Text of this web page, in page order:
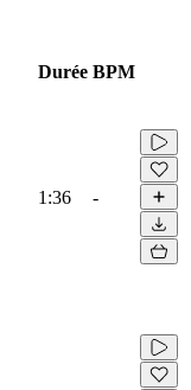
Durée BPM
1:36 -